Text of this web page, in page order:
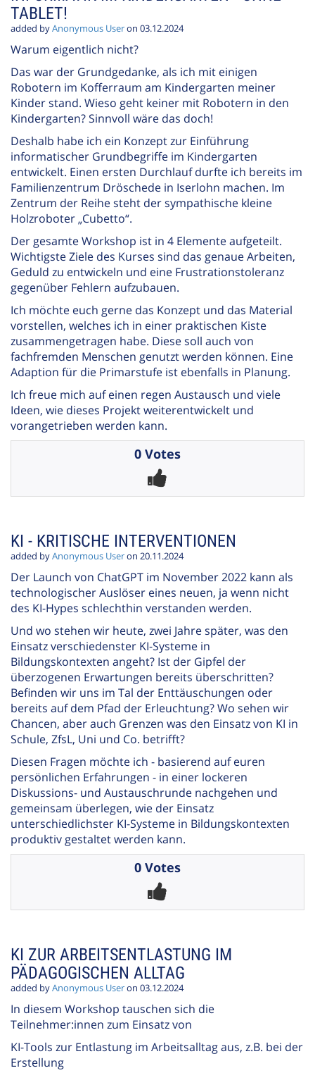
TABLET!
added byAnonymous Useron 03.12.2024
Warum eigentlich nicht?
Das war der Grundgedanke, als ich mit einigen
Robotern im Kofferraum am Kindergarten meiner
Kinder stand. Wieso geht keiner mit Robotern in den
Kindergarten? Sinnvoll wäre das doch!
Deshalb habe ich ein Konzept zur Einführung
informatischer Grundbegriffe im Kindergarten
entwickelt. Einen ersten Durchlauf durfte ich bereits im
Familienzentrum Dröschede in Iserlohn machen. Im
Zentrum der Reihe steht der sympathische kleine
Holzroboter „Cubetto“.
Der gesamte Workshop ist in 4 Elemente aufgeteilt.
Wichtigste Ziele des Kurses sind das genaue Arbeiten,
Geduld zu entwickeln und eine Frustrationstoleranz
gegenüber Fehlern aufzubauen.
Ich möchte euch gerne das Konzept und das Material
vorstellen, welches ich in einer praktischen Kiste
zusammengetragen habe. Diese soll auch von
fachfremden Menschen genutzt werden können. Eine
Adaption für die Primarstufe ist ebenfalls in Planung.
Ich freue mich auf einen regen Austausch und viele
Ideen, wie dieses Projekt weiterentwickelt und
vorangetrieben werden kann.
0 Votes
KI - KRITISCHE INTERVENTIONEN
added byAnonymous Useron 20.11.2024
Der Launch von ChatGPT im November 2022 kann als
technologischer Auslöser eines neuen, ja wenn nicht
des KI-Hypes schlechthin verstanden werden.
Und wo stehen wir heute, zwei Jahre später, was den
Einsatz verschiedenster KI-Systeme in
Bildungskontexten angeht? Ist der Gipfel der
überzogenen Erwartungen bereits überschritten?
Befinden wir uns im Tal der Enttäuschungen oder
bereits auf dem Pfad der Erleuchtung? Wo sehen wir
Chancen, aber auch Grenzen was den Einsatz von KI in
Schule, ZfsL, Uni und Co. betrifft?
Diesen Fragen möchte ich - basierend auf euren
persönlichen Erfahrungen - in einer lockeren
Diskussions- und Austauschrunde nachgehen und
gemeinsam überlegen, wie der Einsatz
unterschiedlichster KI-Systeme in Bildungskontexten
produktiv gestaltet werden kann.
0 Votes
KI ZUR ARBEITSENTLASTUNG IM
PÄDAGOGISCHEN ALLTAG
added byAnonymous Useron 03.12.2024
In diesem Workshop tauschen sich die
Teilnehmer:innen zum Einsatz von
KI-Tools zur Entlastung im Arbeitsalltag aus, z.B. bei der
Erstellung